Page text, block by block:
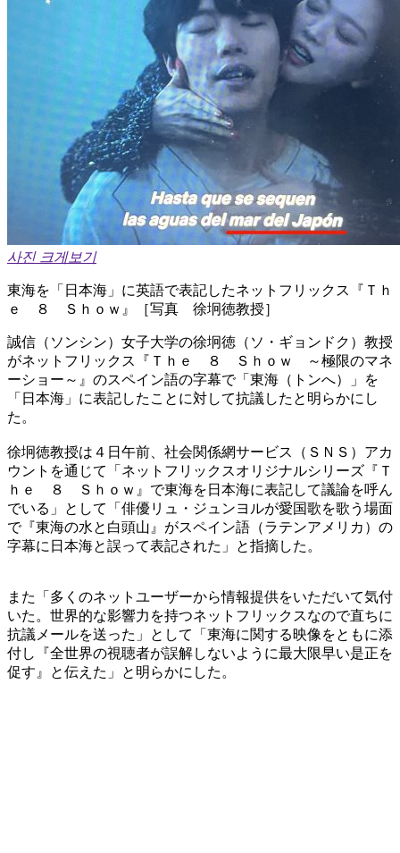
사진 크게보기
東海を「日本海」に英語で表記したネットフリックス『Ｔｈ
ｅ ８ Ｓｈｏｗ』［写真 徐坰徳教授］
誠信（ソンシン）女子大学の徐坰徳（ソ・ギョンドク）教授
がネットフリックス『Ｔｈｅ ８ Ｓｈｏｗ ～極限のマネ
ーショー～』のスペイン語の字幕で「東海（トンへ）」を
「日本海」に表記したことに対して抗議したと明らかにし
た。
徐坰徳教授は４日午前、社会関係網サービス（ＳＮＳ）アカ
ウントを通じて「ネットフリックスオリジナルシリーズ『Ｔ
ｈｅ ８ Ｓｈｏｗ』で東海を日本海に表記して議論を呼ん
でいる」として「俳優リュ・ジュンヨルが愛国歌を歌う場面
で『東海の水と白頭山』がスペイン語（ラテンアメリカ）の
字幕に日本海と誤って表記された」と指摘した。
また「多くのネットユーザーから情報提供をいただいて気付
いた。世界的な影響力を持つネットフリックスなので直ちに
抗議メールを送った」として「東海に関する映像をともに添
付し『全世界の視聴者が誤解しないように最大限早い是正を
促す』と伝えた」と明らかにした。